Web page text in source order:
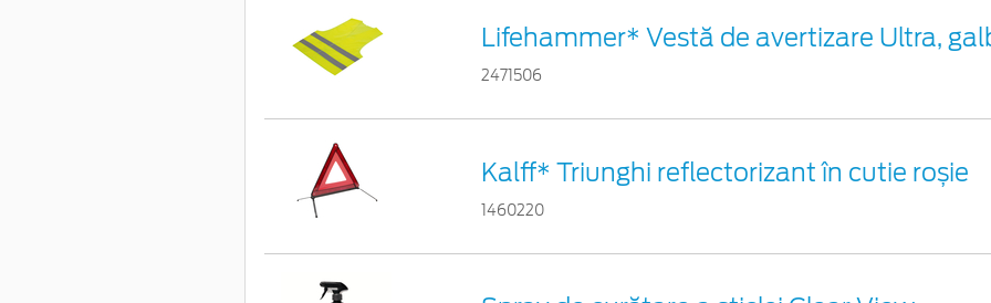
Lifehammer* Vestă de avertizare Ultra,
2471506
Kalff* Triunghi reflectorizant în cutie roșie
1460220